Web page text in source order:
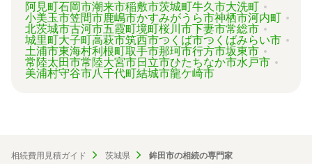
阿見町石岡市潮来市稲敷市茨城町牛久市大洗町
小美玉市笠間市鹿嶋市かすみがうら市神栖市河内町
北茨城市古河市五霞町境町桜川市下妻市常総市
城里町大子町高萩市筑西市つくば市つくばみらい市
土浦市東海村利根町取手市那珂市行方市坂東市
常陸太田市常陸大宮市日立市ひたちなか市水戸市
美浦村守谷市八千代町結城市龍ケ崎市
相続費用見積ガイド 茨城県 鉾田市の相続の専門家